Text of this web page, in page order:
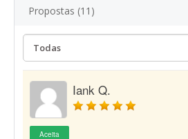
Propostas (11)
Iank Q.
Aceita